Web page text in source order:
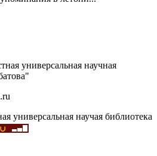
универсальная научная
универсальная научая библиотека